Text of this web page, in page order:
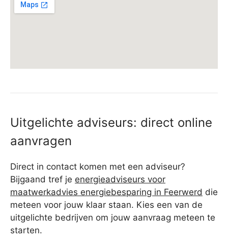
Uitgelichte adviseurs: direct online
aanvragen
Direct in contact komen met een adviseur?
Bijgaand tref je energieadviseurs voor
maatwerkadvies energiebesparing in Feerwerd die
meteen voor jouw klaar staan. Kies een van de
uitgelichte bedrijven om jouw aanvraag meteen te
starten.